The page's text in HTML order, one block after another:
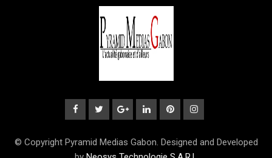
© Copyright Pyramid Medias Gabon. Designed and Developed